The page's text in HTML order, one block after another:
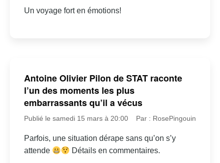
Un voyage fort en émotions!
Antoine Olivier Pilon de STAT raconte
l’un des moments les plus
embarrassants qu’il a vécus
Publié le samedi 15 mars à 20:00 Par : RosePingouin
Parfois, une situation dérape sans qu’on s’y
attende
Détails en commentaires.